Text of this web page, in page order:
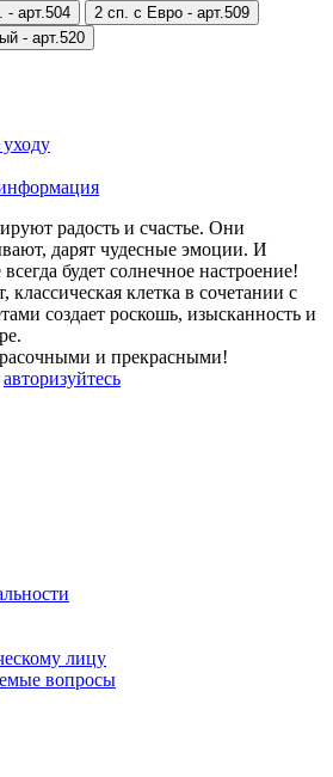
- арт.504 2 сп. с Евро - арт.509
- арт.520
радость и счастье. Они
дарят чудесные эмоции. И
будет солнечное настроение!
клетка в сочетании с
создает роскошь, изысканность и
и прекрасными!
авторизуйтесь
лицу
вопросы